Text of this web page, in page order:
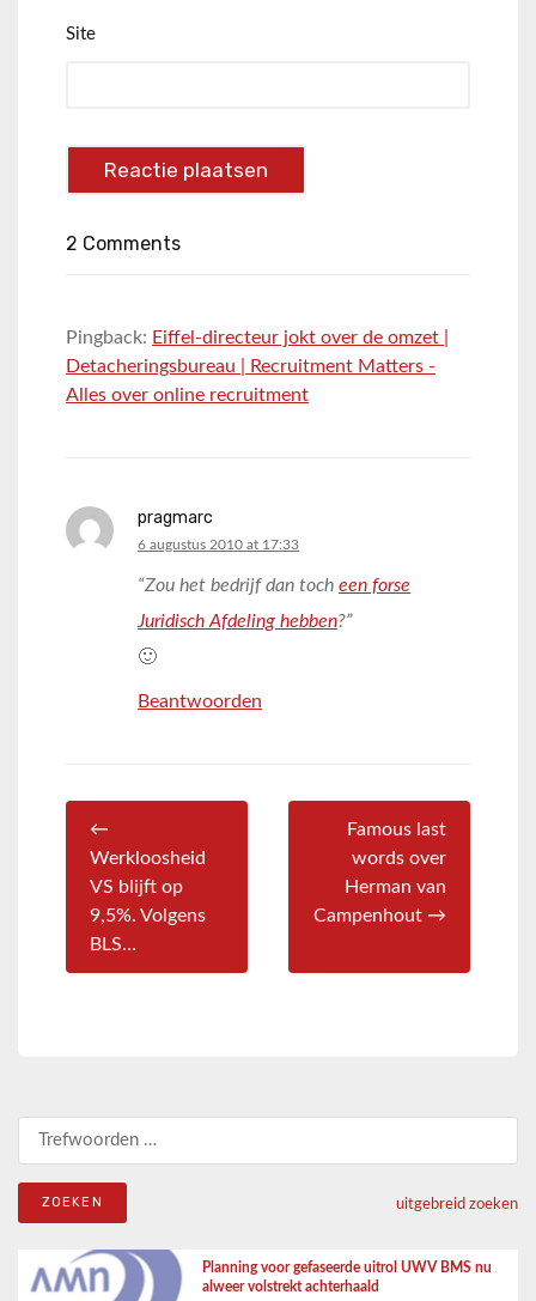
Site
2 Comments
Pingback: Eiffel-directeur jokt over de omzet |
Detacheringsbureau | Recruitment Matters -
Alles over online recruitment
pragmarc
says:
6 augustus 2010 at 17:33
“Zou het bedrijf dan toch een forse
Juridisch Afdeling hebben?”
🙂
Beantwoorden
←
Werkloosheid
VS blijft op
9,5%. Volgens
BLS…
Famous last
words over
Herman van
Campenhout →
uitgebreid zoeken
Planning voor gefaseerde uitrol UWV BMS nu
alweer volstrekt achterhaald